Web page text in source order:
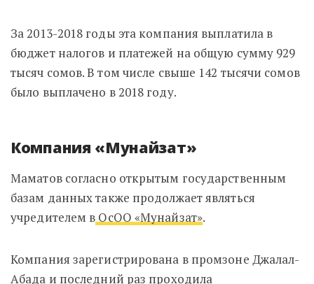
За 2013-2018 годы эта компания выплатила в
бюджет налогов и платежей на общую сумму 929
тысяч сомов. В том числе свыше 142 тысячи сомов
было выплачено в 2018 году.
Компания «Мунайзат»
Маматов согласно открытым государственным
базам данных также продолжает являться
учредителем в ОсОО «Мунайзат».
Компания зарегистрирована в промзоне Джалал-
Абада и последний раз проходила